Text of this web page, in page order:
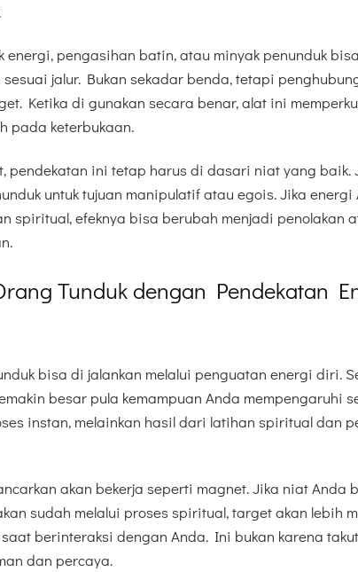
energi, pengasihan batin, atau minyak penunduk
jalur. Bukan sekadar benda, tetapi
Ketika di gunakan secara benar, alat ini
pada keterbukaan.
pendekatan ini tetap harus di dasari niat yang baik.
untuk tujuan manipulatif atau egois. Jika
spiritual, efeknya bisa berubah menjadi penolakan
Tunduk dengan Pendekatan
bisa di jalankan melalui penguatan energi diri.
besar pula kemampuan Anda mempengaruhi
instan, melainkan hasil dari latihan spiritual dan
akan bekerja seperti magnet. Jika niat Anda
sudah melalui proses spiritual, target akan lebih
berinteraksi dengan Anda. Ini bukan karena
dan percaya.